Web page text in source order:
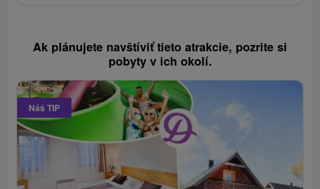
Ak plánujete navštíviť tieto atrakcie, pozrite si
pobyty v ich okolí.
Náš TIP